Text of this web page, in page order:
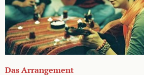
Das Arrangement